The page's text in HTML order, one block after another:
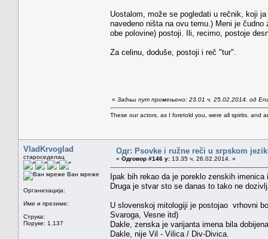
Uostalom, može se pogledati u rečnik, koji
navedeno ništa na ovu temu.) Meni je
obe polovine) postoji. Ili, recimo, postoje
Za celinu, doduše, postoji i reč "tur".
« Задњи пут промењено: 23.01 ч. 25.02.2014. од
These our actors, as I foretold you, were all spirits, and
VladKrvoglad
староседелац
Ван мреже
Организација:
Име и презиме:
Струка:
Поруке: 1.137
Одг: Psovke i ružne reči u srpskom
« Одговор #146 у: 13.35 ч. 26.02.2014. »
Ipak bih rekao da je poreklo zenskih
Druga je stvar sto se danas to tako ne
U slovenskoj mitologiji je postojao vrhovni
Svaroga, Vesne itd)
Dakle, zenska je varijanta imena bila
Dakle, nije Vil - Vilica / Div-Divica.